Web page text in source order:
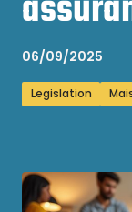
06/09/2025
Legislation